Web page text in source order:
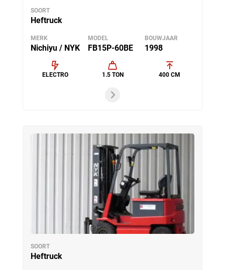
SOORT
Heftruck
MERK
Nichiyu / NYK
MODEL
FB15P-60BE
BOUWJAAR
1998
ELECTRO 1.5 TON 400 CM
SOORT
Heftruck